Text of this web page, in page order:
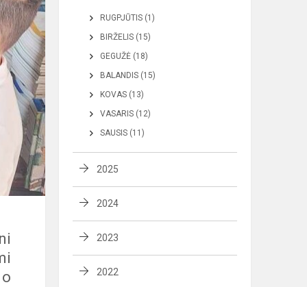
RUGPJŪTIS (1)
BIRŽELIS (15)
GEGUŽĖ (18)
BALANDIS (15)
KOVAS (13)
VASARIS (12)
SAUSIS (11)
2025
2024
2023
2022